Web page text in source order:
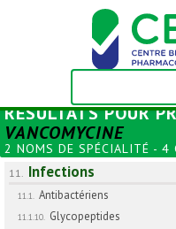
RÉSULTATS POUR
VANCOMYCINE
2 NOMS DE SPÉCIALITÉ - 4
11. Infections
11.1. Antibactériens
11.1.10. Glycopeptides